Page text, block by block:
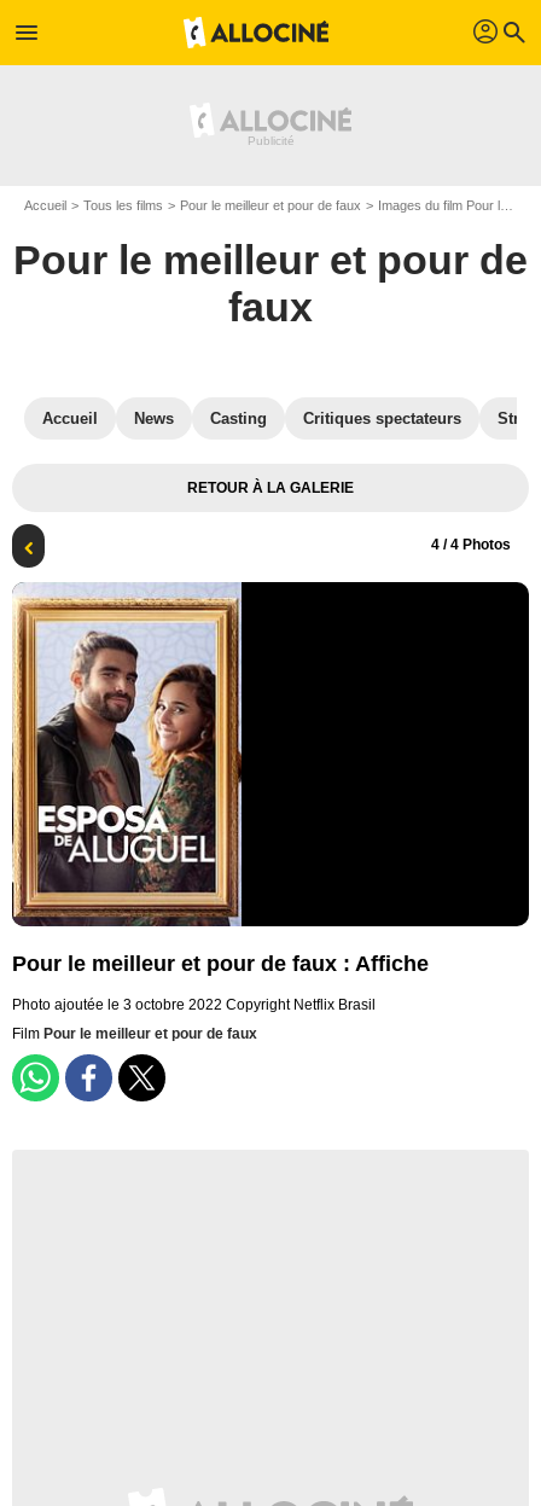
menu profil search
Accueil Tous les films Pour le meilleur et pour de faux Images du film Pour le meilleur et pour de faux
Pour le meilleur et pour de
faux
Accueil News Casting Critiques spectateurs
RETOUR À LA GALERIE
4 / 4 Photos
Pour le meilleur et pour de faux : Affiche
Photo ajoutée le 3 octobre 2022 Copyright Netflix Brasil
Film Pour le meilleur et pour de faux